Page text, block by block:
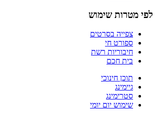
לפי מטרות שימוש
צפייה בסרטים
ספורט חי
חיבוריות רשת
בית חכם
תוכן חינוכי
גיימינג
סטרימינג
שימוש יום יומי